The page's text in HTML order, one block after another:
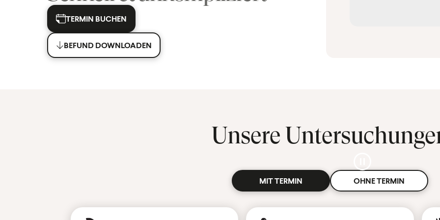
TERMIN BUCHEN
BEFUND DOWNLOADEN
Pause
Unsere
MIT TERMIN OHNE TERMIN